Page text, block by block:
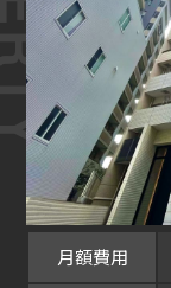
月額費用